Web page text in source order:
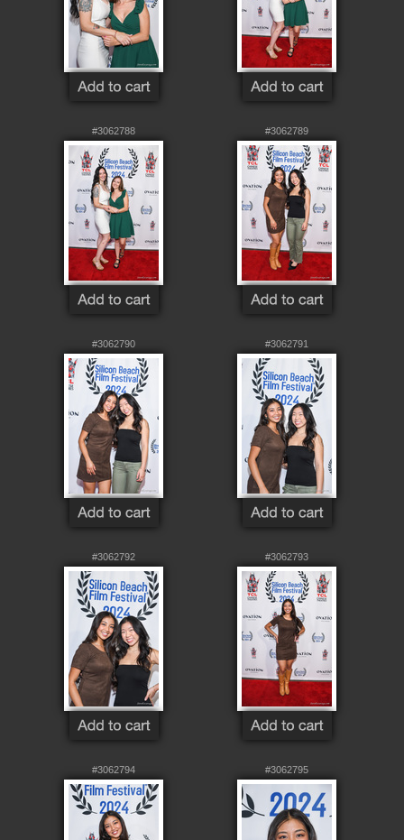
#3062788 #3062789
#3062790 #3062791
#3062792 #3062793
#3062794 #3062795